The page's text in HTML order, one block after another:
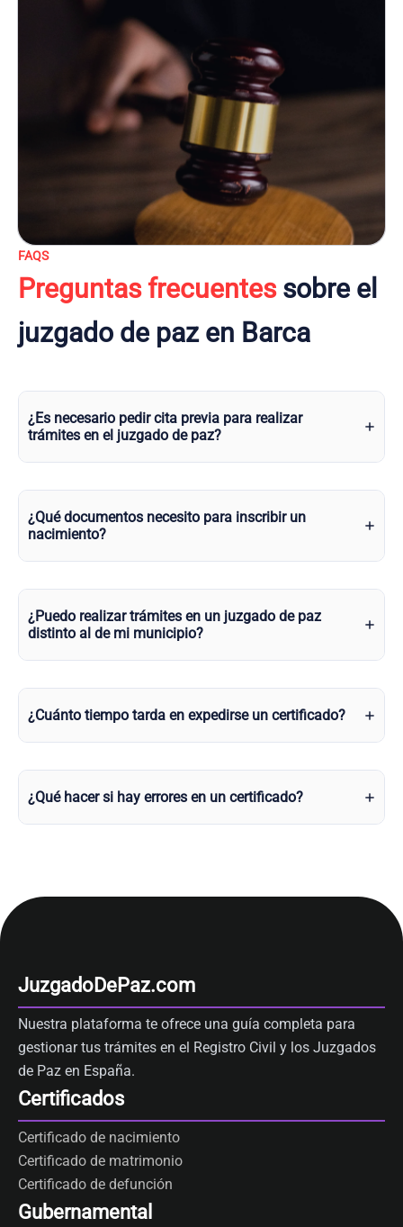
FAQS
Preguntas frecuentessobre el
juzgado de paz en Barca
¿Es necesario pedir cita previa para realizar
trámites en el juzgado de paz?
¿Qué documentos necesito para inscribir un
nacimiento?
¿Puedo realizar trámites en un juzgado de paz
distinto al de mi municipio?
¿Cuánto tiempo tarda en expedirse un certificado?
¿Qué hacer si hay errores en un certificado?
JuzgadoDePaz.com
Nuestra plataforma te ofrece una guía completa para
gestionar tus trámites en el Registro Civil y los Juzgados
de Paz en España.
Certificados
Certificado de nacimiento
Certificado de matrimonio
Certificado de defunción
Gubernamental